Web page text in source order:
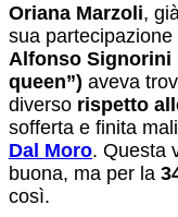
Oriana Marzoli,
sua partecipazione
Alfonso Signorini
queen”) aveva
diverso rispetto
sofferta e finita
Dal Moro. Questa
buona, ma per la
così.